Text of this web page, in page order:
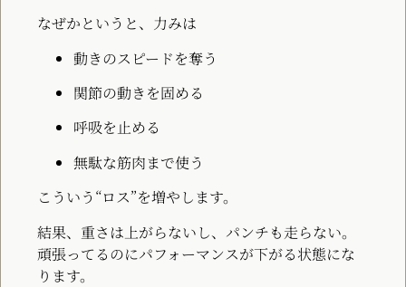
なぜかというと、力みは
動きのスピードを奪う
関節の動きを固める
呼吸を止める
無駄な筋肉まで使う
こういう“ロス”を増やします。
結果、重さは上がらないし、パンチも走らない。
頑張ってるのにパフォーマンスが下がる状態にな
ります。